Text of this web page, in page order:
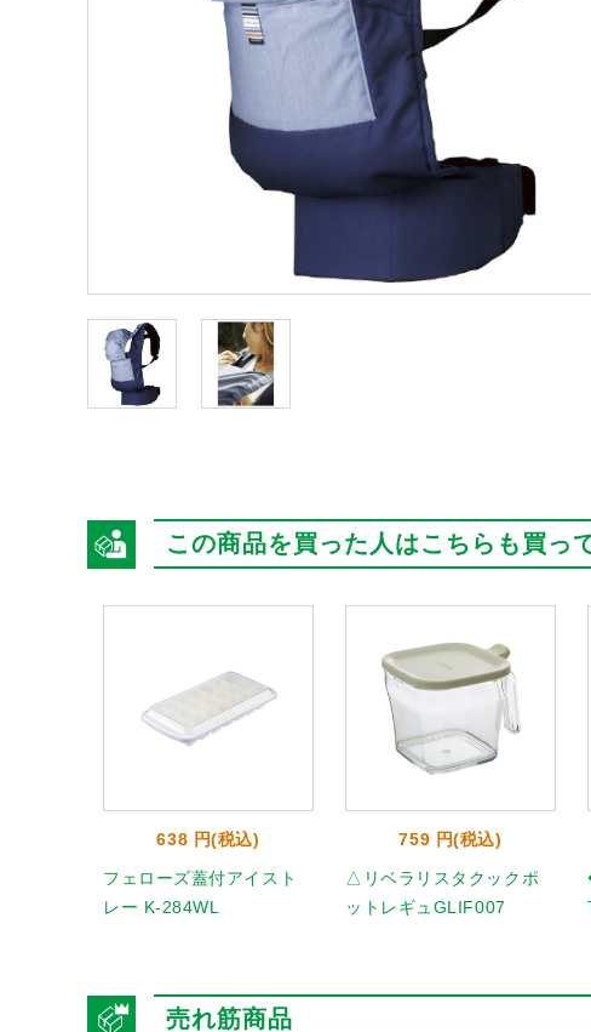
この商品を買った人はこちらも買っ
638 円(税込)
フェローズ蓋付アイスト
レー K-284WL
759 円(税込)
△リベラリスタクックポ
ットレギュGLIF007
売れ筋商品